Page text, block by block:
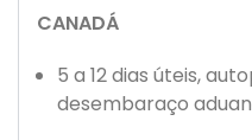
CANADÁ
5 a 12 dias úteis,
desembaraço